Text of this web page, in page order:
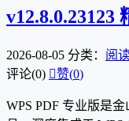
v12.8.0.23123
2026-08-05 分类： 阅
评论(0) 赞(0)
WPS PDF 专业版是